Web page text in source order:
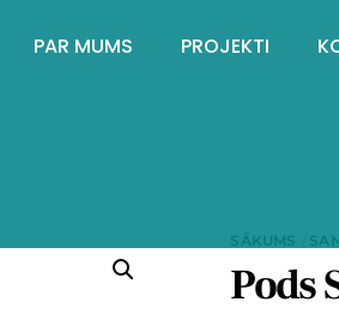
PAR MUMS PROJEKTI
SĀKUMS
Pods